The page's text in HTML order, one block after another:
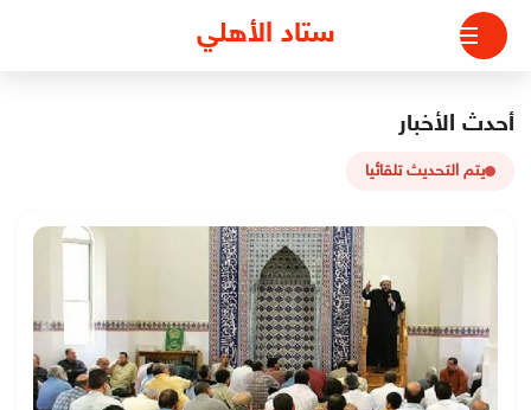
التجاوز
المحتوى
ستاد الأهلي
أحدث الأخبار
يتم التحديث تلقائيا